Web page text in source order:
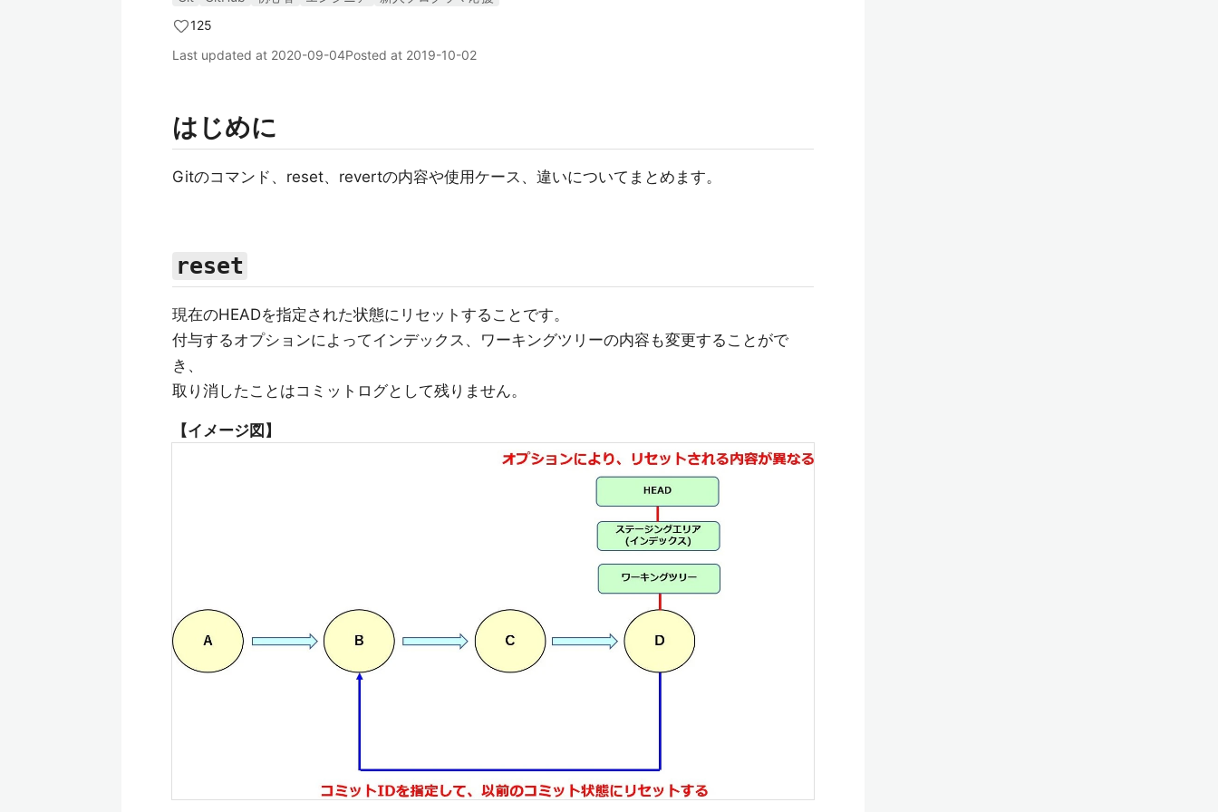
125
Last updated at 2020-09-04Posted at 2019-10-02
はじめに
Gitのコマンド、reset、revertの内容や使用ケース、違いについてまとめます。
reset
現在のHEADを指定された状態にリセットすることです。
付与するオプションによってインデックス、ワーキングツリーの内容も変更することがで
き、
取り消したことはコミットログとして残りません。
【イメージ図】